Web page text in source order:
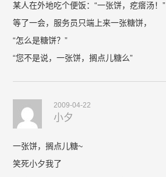
某人在外地吃个便饭：“一张饼，疙瘩汤！”
等了一会，服务员只端上来一张糖饼，
“怎么是糖饼？”
“您不是说，一张饼，搁点儿糖么”
2009-04-22
小夕
一张饼，搁点儿糖~
笑死小夕我了